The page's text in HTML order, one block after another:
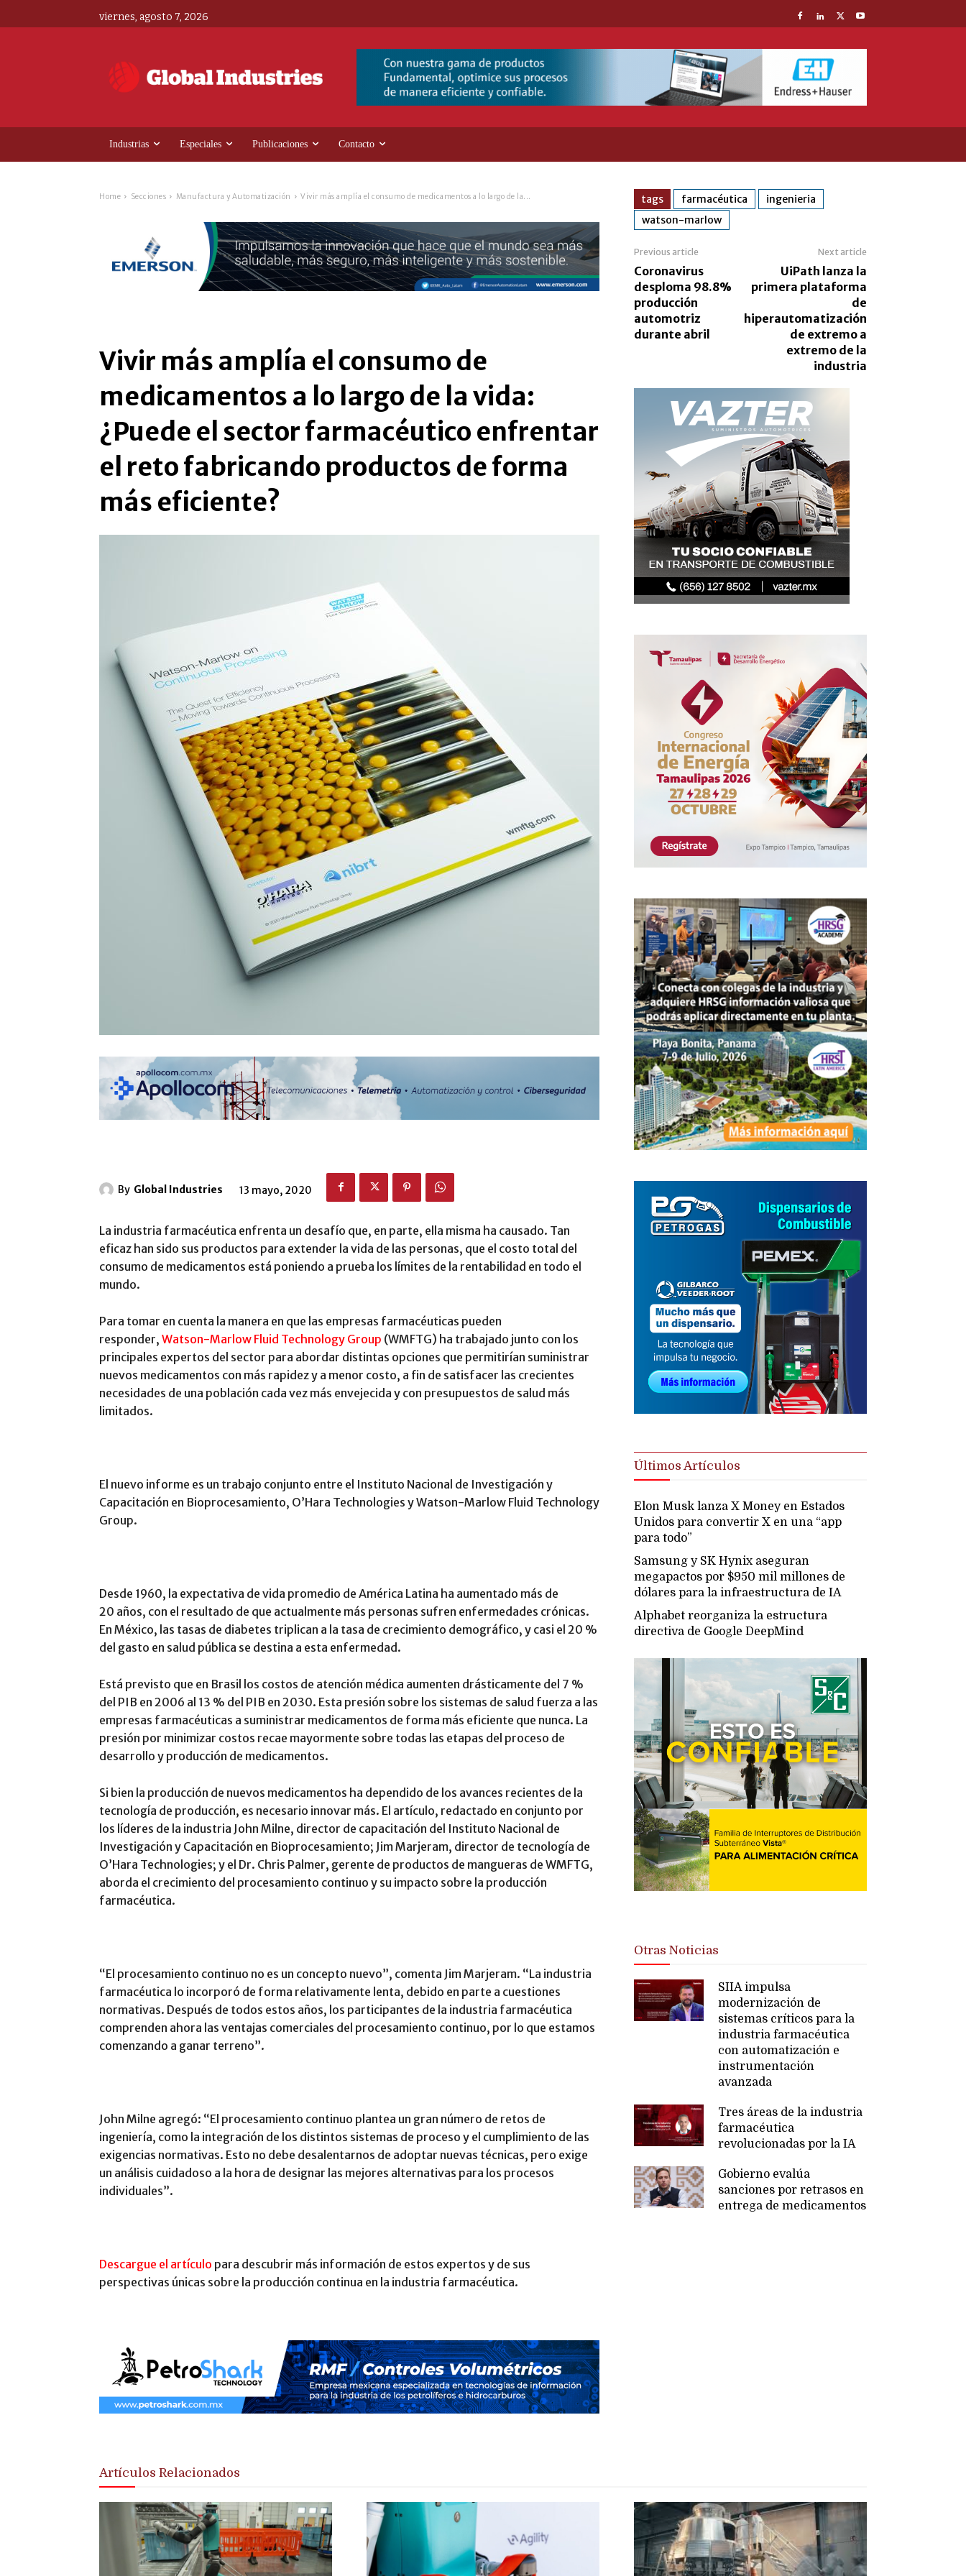
viernes, agosto 7, 2026
Industrias Especiales Publicaciones Contacto
Home Secciones Manufactura y Automatización Vivir más amplía el consumo de medicamentos a lo largo de la...
Vivir más amplía el consumo de
medicamentos a lo largo de la vida:
¿Puede el sector farmacéutico enfrentar
el reto fabricando productos de forma
más eficiente?
By Global Industries 13 mayo, 2020
La industria farmacéutica enfrenta un desafío que, en parte, ella misma ha causado. Tan
eficaz han sido sus productos para extender la vida de las personas, que el costo total del
consumo de medicamentos está poniendo a prueba los límites de la rentabilidad en todo el
mundo.
Para tomar en cuenta la manera en que las empresas farmacéuticas pueden
responder, Watson-Marlow Fluid Technology Group (WMFTG) ha trabajado junto con los
principales expertos del sector para abordar distintas opciones que permitirían suministrar
nuevos medicamentos con más rapidez y a menor costo, a fin de satisfacer las crecientes
necesidades de una población cada vez más envejecida y con presupuestos de salud más
limitados.
El nuevo informe es un trabajo conjunto entre el Instituto Nacional de Investigación y
Capacitación en Bioprocesamiento, O’Hara Technologies y Watson-Marlow Fluid Technology
Group.
Desde 1960, la expectativa de vida promedio de América Latina ha aumentado más de
20 años, con el resultado de que actualmente más personas sufren enfermedades crónicas.
En México, las tasas de diabetes triplican a la tasa de crecimiento demográfico, y casi el 20 %
del gasto en salud pública se destina a esta enfermedad.
Está previsto que en Brasil los costos de atención médica aumenten drásticamente del 7 %
del PIB en 2006 al 13 % del PIB en 2030. Esta presión sobre los sistemas de salud fuerza a las
empresas farmacéuticas a suministrar medicamentos de forma más eficiente que nunca. La
presión por minimizar costos recae mayormente sobre todas las etapas del proceso de
desarrollo y producción de medicamentos.
Si bien la producción de nuevos medicamentos ha dependido de los avances recientes de la
tecnología de producción, es necesario innovar más. El artículo, redactado en conjunto por
los líderes de la industria John Milne, director de capacitación del Instituto Nacional de
Investigación y Capacitación en Bioprocesamiento; Jim Marjeram, director de tecnología de
O’Hara Technologies; y el Dr. Chris Palmer, gerente de productos de mangueras de WMFTG,
aborda el crecimiento del procesamiento continuo y su impacto sobre la producción
farmacéutica.
“El procesamiento continuo no es un concepto nuevo”, comenta Jim Marjeram. “La industria
farmacéutica lo incorporó de forma relativamente lenta, debido en parte a cuestiones
normativas. Después de todos estos años, los participantes de la industria farmacéutica
comprenden ahora las ventajas comerciales del procesamiento continuo, por lo que estamos
comenzando a ganar terreno”.
John Milne agregó: “El procesamiento continuo plantea un gran número de retos de
ingeniería, como la integración de los distintos sistemas de proceso y el cumplimiento de las
exigencias normativas. Esto no debe desalentarnos de adoptar nuevas técnicas, pero exige
un análisis cuidadoso a la hora de designar las mejores alternativas para los procesos
individuales”.
Descargue el artículo para descubrir más información de estos expertos y de sus
perspectivas únicas sobre la producción continua en la industria farmacéutica.
tags farmacéutica
ingenieria
watson-marlow
Previous article
Coronavirus
desploma 98.8%
producción
automotriz
durante abril
Next article
UiPath lanza la
primera plataforma
de
hiperautomatización
de extremo a
extremo de la
industria
Últimos Artículos
Elon Musk lanza X Money en Estados
Unidos para convertir X en una “app
para todo”
Samsung y SK Hynix aseguran
megapactos por $950 mil millones de
dólares para la infraestructura de IA
Alphabet reorganiza la estructura
directiva de Google DeepMind
Otras Noticias
SIIA impulsa
modernización de
sistemas críticos para la
industria farmacéutica
con automatización e
instrumentación
avanzada
Tres áreas de la industria
farmacéutica
revolucionadas por la IA
Gobierno evalúa
sanciones por retrasos en
entrega de medicamentos
Artículos Relacionados